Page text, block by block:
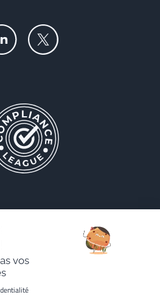
légales
des données personnelles
vos